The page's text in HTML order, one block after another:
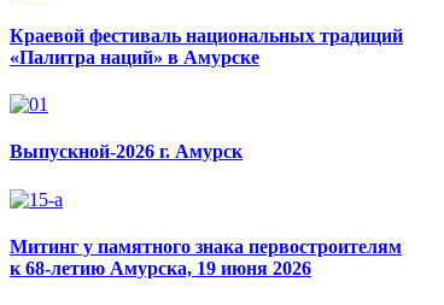
Краевой фестиваль национальных традиций
«Палитра наций» в Амурске
Выпускной-2026 г. Амурск
Митинг у памятного знака первостроителям
к 68-летию Амурска, 19 июня 2026